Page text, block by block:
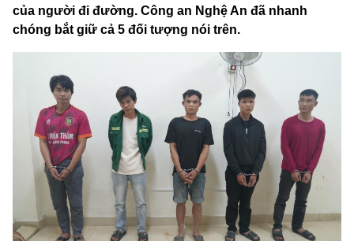
của người đi đường. Công an Nghệ An đã nhanh
chóng bắt giữ cả 5 đối tượng nói trên.